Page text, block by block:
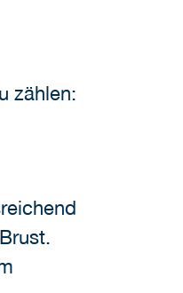
zählen: